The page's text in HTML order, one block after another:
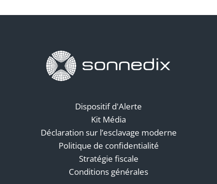
Dispositif d'Alerte
Kit Média
Déclaration sur l’esclavage moderne
Politique de confidentialité
Stratégie fiscale
Conditions générales